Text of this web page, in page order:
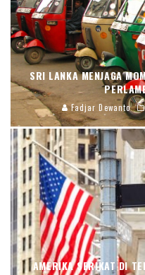
SRI LANKA MENJAGA
Fadjar Dewanto
AMERIKA SERIKAT DI